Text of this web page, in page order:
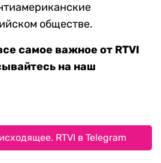
обществе.
самое важное от RTVI
на наш
RTVI в Telegram